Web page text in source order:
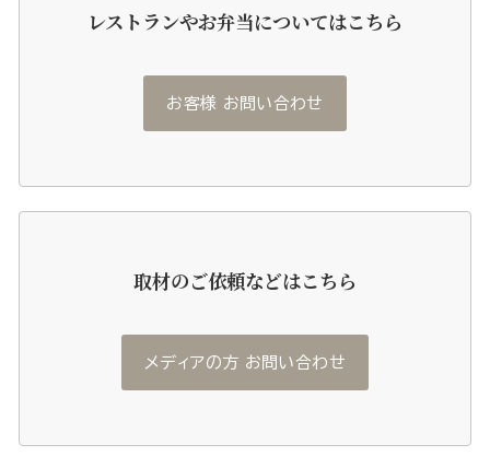
レストランやお弁当についてはこちら
お客様 お問い合わせ
取材のご依頼などはこちら
メディアの方 お問い合わせ